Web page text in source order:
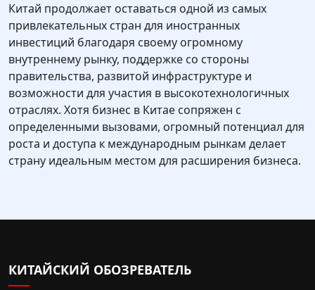
Китай продолжает оставаться одной из самых
привлекательных стран для иностранных
инвестиций благодаря своему огромному
внутреннему рынку, поддержке со стороны
правительства, развитой инфраструктуре и
возможности для участия в высокотехнологичных
отраслях. Хотя бизнес в Китае сопряжен с
определенными вызовами, огромный потенциал для
роста и доступа к международным рынкам делает
страну идеальным местом для расширения бизнеса.
КИТАЙСКИЙ ОБОЗРЕВАТЕЛЬ